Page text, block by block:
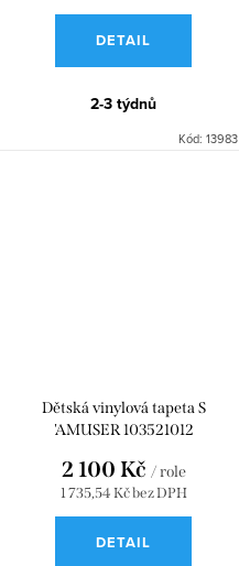
DETAIL
2-3 týdnů
Kód: 13983
Dětská vinylová tapeta S
'AMUSER 103521012
1 735,54 Kč bez DPH
2 100 Kč / role
DETAIL